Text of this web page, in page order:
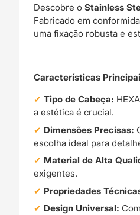
Descobre oStainless
Fabricado em
uma fixação robusta e
Características
Tipo de Cabeça:
a estética é crucial.
Dimensões Precisas:
escolha ideal para
Material de Alta
exigentes.
Propriedades
Design Universal: